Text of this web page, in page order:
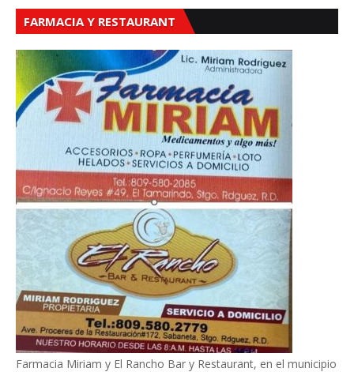
FARMACIA Y RESTAURANT
Farmacia Miriam y El Rancho Bar y Restaurant, en el municipio